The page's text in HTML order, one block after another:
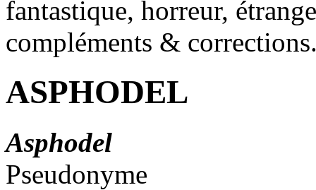
fantastique, horreur,
compléments &
ASPHODEL
Asphodel
Pseudonyme